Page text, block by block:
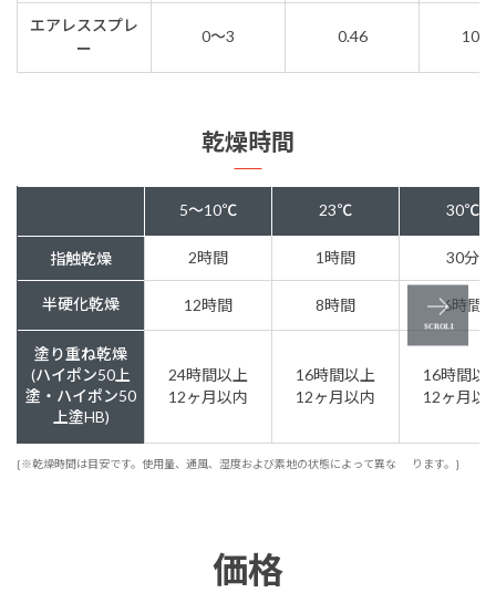
エアレススプレ
ー
0～3 0.46
乾燥時間
5～10℃ 23℃ 30℃
指触乾燥 2時間 1時間 30分
半硬化乾燥 12時間 8時間 6時間
塗り重ね乾燥
(ハイポン50上
塗・ハイポン50
上塗HB)
24時間以上
12ヶ月以内
16時間以上
12ヶ月以内
16時間以
12ヶ月以
{※乾燥時間は目安です。使用量、通風、湿度および素地の状態によって異な ります。}
価格